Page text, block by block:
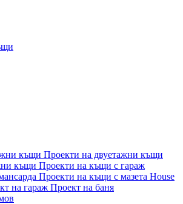
къщи Проекти на двуетажни къщи
къщи Проекти на къщи с гараж
Проекти на къщи с мазета House
на гараж Проект на баня